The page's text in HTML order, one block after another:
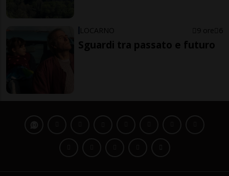
LOCARNO 9 ore 6
Sguardi tra passato e futuro